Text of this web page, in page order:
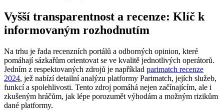
Vyšší transparentnost a recenze: Klíč k
informovaným rozhodnutím
Na trhu je řada recenzních portálů a odborných opinion, které
pomáhají sázkařům orientovat se ve kvalitě jednotlivých operátorů.
Jedním z respektovaných zdrojů je například parimatch recenze
2024, jež nabízí detailní analýzu platformy Parimatch, jejích služeb,
funkcí a spolehlivosti. Tento zdroj pomáhá nejen začínajícím, ale i
zkušeným hráčům, jak lépe porozumět výhodám a možným rizikům
dané platformy.